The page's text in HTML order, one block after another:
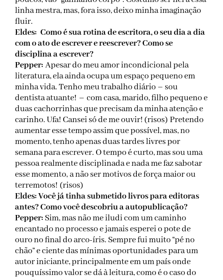
linha mestra, mas, fora isso, deixo minha imaginação
fluir.
Eldes: Como é sua rotina de escritora, o seu dia a dia
com o ato de escrever e reescrever? Como se
disciplina a escrever?
Pepper: Apesar do meu amor incondicional pela
literatura, ela ainda ocupa um espaço pequeno em
minha vida. Tenho meu trabalho diário – sou
dentista atuante! – com casa, marido, filho pequeno e
duas cachorrinhas que precisam da minha atenção e
carinho. Ufa! Cansei só de me ouvir! (risos) Pretendo
aumentar esse tempo assim que possível, mas, no
momento, tenho apenas duas tardes livres por
semana para escrever. O tempo é curto, mas sou uma
pessoa realmente disciplinada e nada me faz sabotar
esse momento, a não ser motivos de força maior ou
terremotos! (risos)
Eldes: Você já tinha submetido livros para editoras
antes? Como você descobriu a autopublicação?
Pepper: Sim, mas não me iludi com um caminho
encantado no processo e jamais esperei o pote de
ouro no final do arco-íris. Sempre fui muito “pé no
chão” e ciente das mínimas oportunidades para um
autor iniciante, principalmente em um país onde
pouquíssimo valor se dá à leitura, como é o caso do